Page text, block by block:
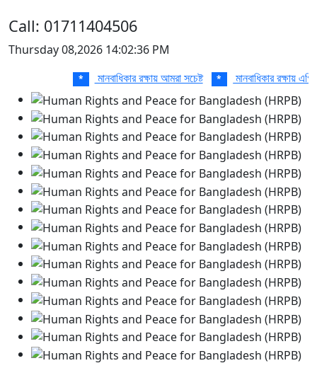
Call: 01711404506
Thursday 08,2026 14:02:36 PM
মানবাধিকার রক্ষায় আমরা সচেষ্ট মানবাধিকার রক্ষায়